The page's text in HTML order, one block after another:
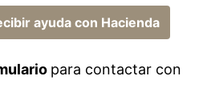
ayuda con Hacienda
para contactar con